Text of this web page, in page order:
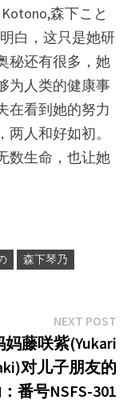
森下こと
白，这只是她研
秘还有很多，她
为人类的健康事
在看到她的努力
人和好如初。
数生命，也让她
森下琴乃
NEXT POST
妈藤咲紫(Yukari
对儿子朋友的
番号NSFS-301